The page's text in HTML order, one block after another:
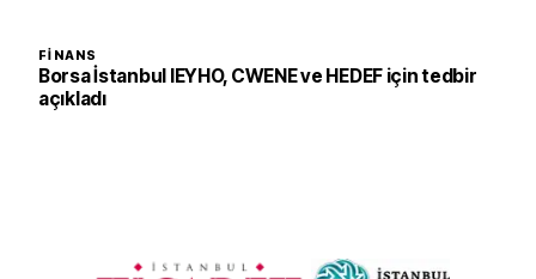
FINANS
Borsa İstanbul IEYHO, CWENE ve HEDEF için tedbir
açıkladı